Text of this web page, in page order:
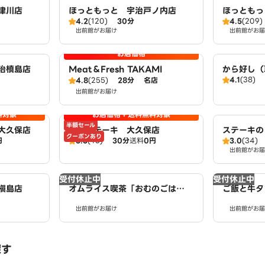
川店 ほっともっと 宇治戸ノ内店
4.2(120) 30分
出前館がお届け
ほっとも
4.5(209)
出前館がお
槙島店
お店価格
Meat＆Fresh TAKAMI
4.8(255) 28分 名店
出前館がお届け
から好し
島）
4.1(38)
対象
久保店
半額セール
クーポンあり
お店価格＋送料無料対象
突撃ステーキ 大久保店
3.6(43) 30分送料0円
ステーキ
3.0(34)
出前館がお
島店
受付休止中
オムライス喫茶「おむのごは
出前館がお届け
受付休止中
ご飯と牛
出前館がお